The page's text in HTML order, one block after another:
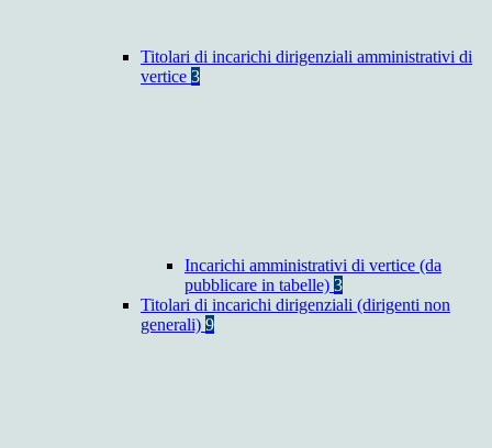
Titolari di incarichi dirigenziali amministrativi di
vertice 3
Incarichi amministrativi di vertice (da
pubblicare in tabelle) 3
Titolari di incarichi dirigenziali (dirigenti non
generali) 9